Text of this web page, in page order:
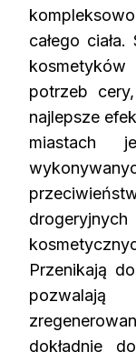
całego
kosmetyków
potrzeb
najlepsze
miastach
Przenikają
dokładnie